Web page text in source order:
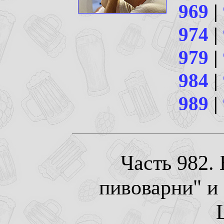
969 |
974|
979 |
984 |
989|
Часть 982.
пивоварни"